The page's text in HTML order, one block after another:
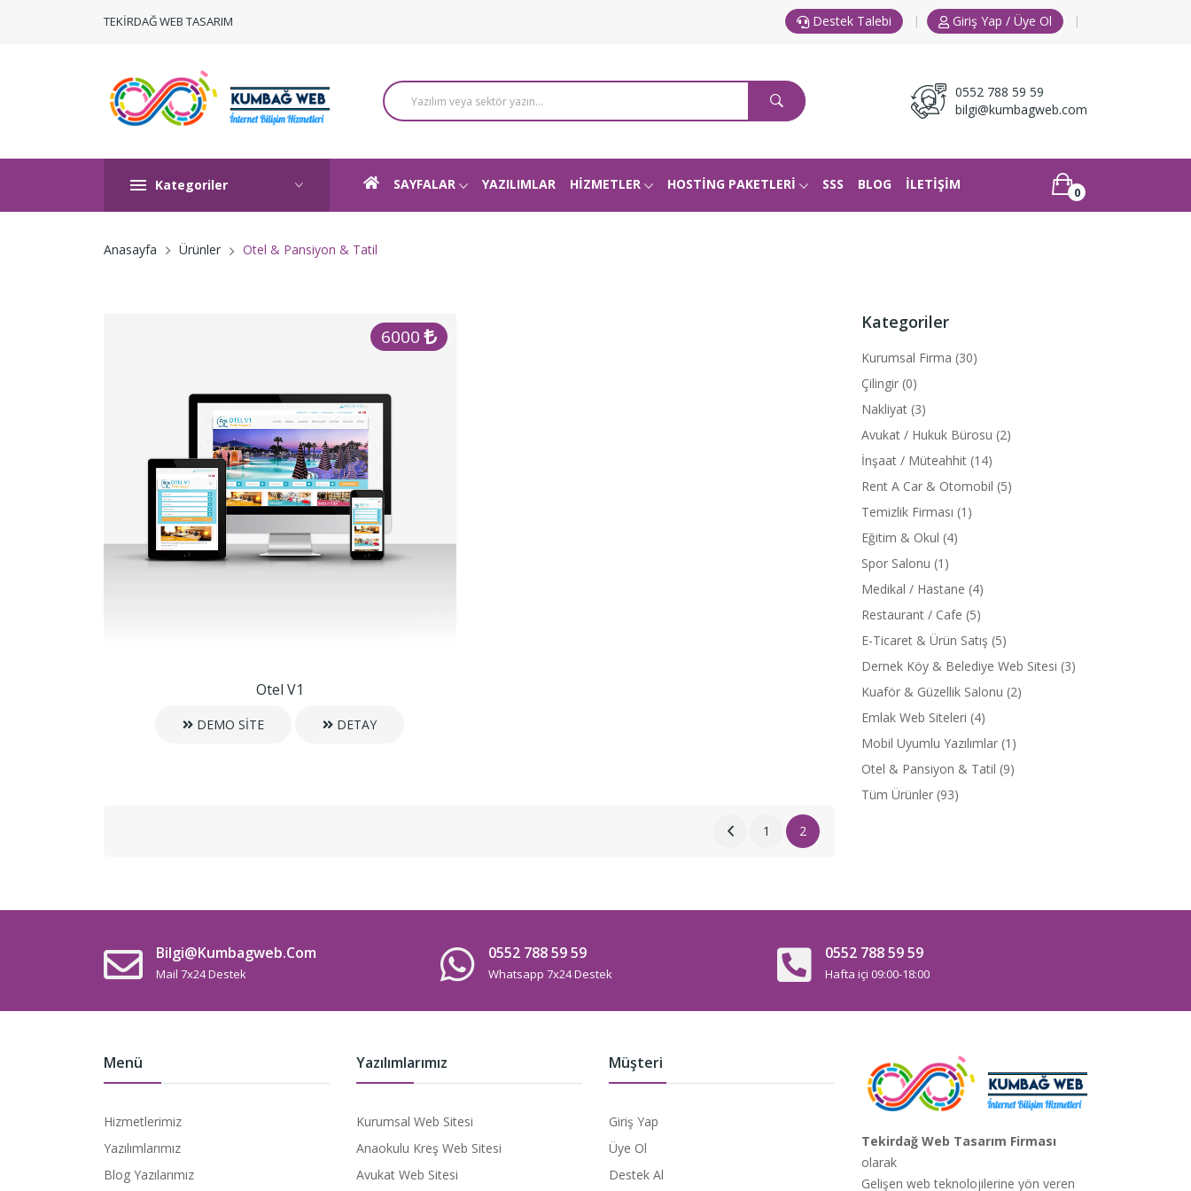
TEKİRDAĞ WEB TASARIM Destek Talebi | Giriş Yap / Üye Ol |
0552 788 59 59
bilgi@kumbagweb.com
Kategoriler SAYFALAR YAZILIMLAR HİZMETLER HOSTİNG PAKETLERİ SSS BLOG İLETİŞİM 0
Anasayfa Ürünler Otel & Pansiyon & Tatil
6000
Otel V1
DEMO SİTE DETAY
1 2
Kategoriler
Kurumsal Firma (30)
Çilingir (0)
Nakliyat (3)
Avukat / Hukuk Bürosu (2)
İnşaat / Müteahhit (14)
Rent A Car & Otomobil (5)
Temizlik Firması (1)
Eğitim & Okul (4)
Spor Salonu (1)
Medikal / Hastane (4)
Restaurant / Cafe (5)
E-Ticaret & Ürün Satış (5)
Dernek Köy & Belediye Web Sitesi (3)
Kuaför & Güzellik Salonu (2)
Emlak Web Siteleri (4)
Mobil Uyumlu Yazılımlar (1)
Otel & Pansiyon & Tatil (9)
Tüm Ürünler (93)
Bilgi@kumbagweb.com
Mail 7x24 Destek
0552 788 59 59
Whatsapp 7x24 Destek
0552 788 59 59
Hafta içi 09:00-18:00
Menü
Hizmetlerimiz
Yazılımlarımız
Blog Yazılarımız
Yazılımlarımız
Kurumsal Web Sitesi
Anaokulu Kreş Web Sitesi
Avukat Web Sitesi
Müşteri
Giriş Yap
Üye Ol
Destek Al
Tekirdağ Web Tasarım Firması
olarak
Gelişen web teknolojilerine yön veren